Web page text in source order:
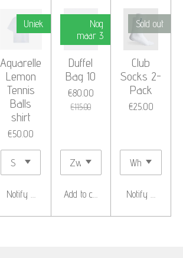
Uniek
Aquarelle
Lemon
Tennis
Balls
shirt
€50.00
Notify me when available
Nog
maar 3
Duffel
Bag 10
€80.00
€115.00
Add to cart
Sold out
Club
Socks 2-
Pack
€25.00
Notify me